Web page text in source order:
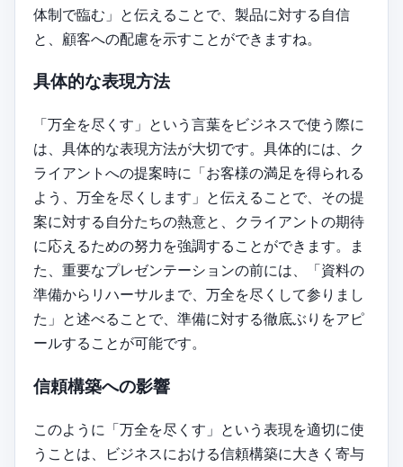
体制で臨む」と伝えることで、製品に対する自信
と、顧客への配慮を示すことができますね。
具体的な表現方法
「万全を尽くす」という言葉をビジネスで使う際に
は、具体的な表現方法が大切です。具体的には、ク
ライアントへの提案時に「お客様の満足を得られる
よう、万全を尽くします」と伝えることで、その提
案に対する自分たちの熱意と、クライアントの期待
に応えるための努力を強調することができます。ま
た、重要なプレゼンテーションの前には、「資料の
準備からリハーサルまで、万全を尽くして参りまし
た」と述べることで、準備に対する徹底ぶりをアピ
ールすることが可能です。
信頼構築への影響
このように「万全を尽くす」という表現を適切に使
うことは、ビジネスにおける信頼構築に大きく寄与